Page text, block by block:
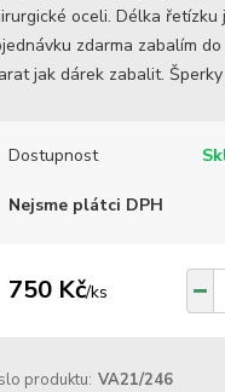
oceli. Délka řetízku
zdarma zabalím
jak dárek zabalit. Šperky
Dostupnost
Nejsme plátci DPH
750 Kč/ks
produktu: VA21/246